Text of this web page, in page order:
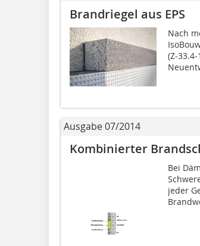
Brandriegel aus EPS
Nach
(Z-
Ausgabe 07/2014
Kombinierter
Bei
jeder